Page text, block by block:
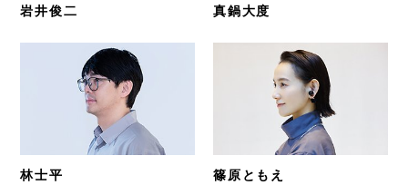
岩井俊二 真鍋大度
林士平 篠原ともえ